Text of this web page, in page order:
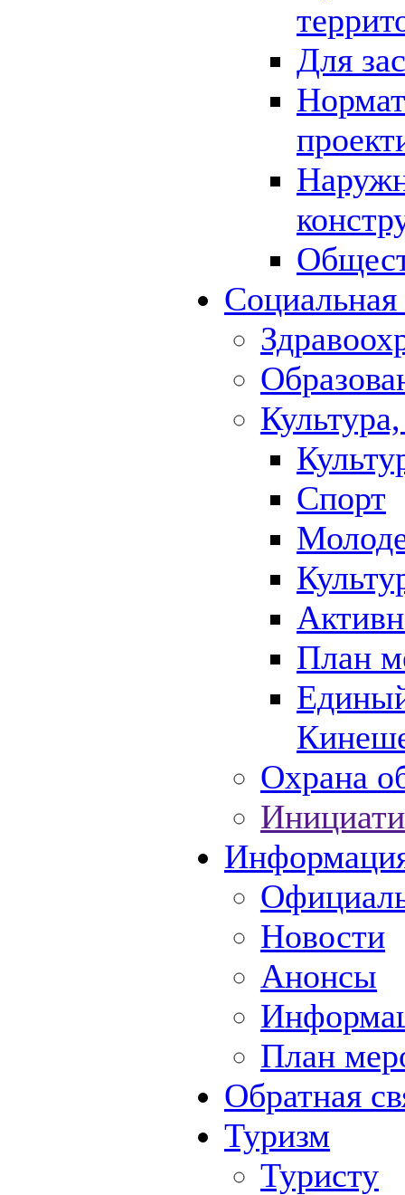
Для
Спорт
План
Охрана
Новости
Анонсы
План
Обратная
Туризм
Туристу